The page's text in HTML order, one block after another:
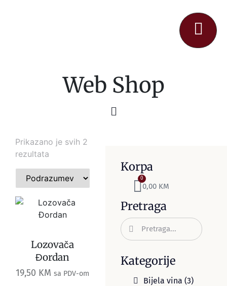
Web Shop
Korpa
0,00 KM
0
Pretraga
Kategorije
Bijela vina (3)
Prikazano je svih 2
rezultata
Lozovača
Đordan
19,50 KM sa PDV-om